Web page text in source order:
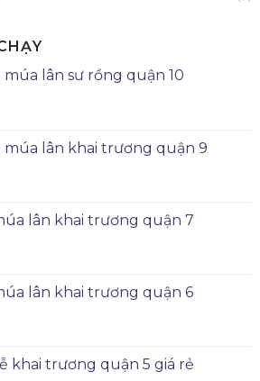
lân sư rồng quận 10
múa lân khai trương quận 9
lân khai trương quận 7
lân khai trương quận 6
khai trương quận 5 giá rẻ